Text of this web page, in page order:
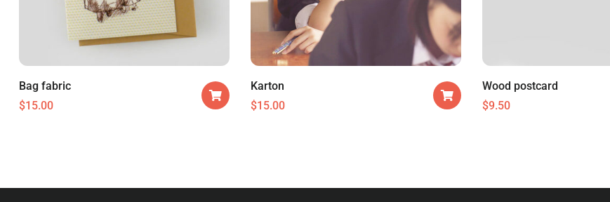
Bag fabric
$15.00
Karton
$15.00
Wood postcard
$9.50